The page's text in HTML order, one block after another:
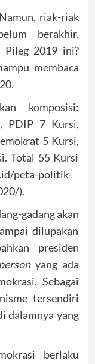
riak-riak
berakhir.
Pileg 2019 ini?
membaca
komposisi:
PDIP 7 Kursi,
5 Kursi,
Total 55 Kursi
peta-politik-
).
gadang akan
dilupakan
presiden
yang ada
Sebagai
tersendiri
dalamnya yang
berlaku